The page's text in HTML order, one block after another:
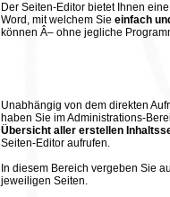
Der Seiten-Editor bietet Ihnen
Word, mit welchem Sie einfach
können Â– ohne jegliche
Unabhängig von dem direkten
haben Sie im Administrations-
Übersicht aller erstellen
Seiten-Editor aufrufen.
In diesem Bereich vergeben Sie
jeweiligen Seiten.